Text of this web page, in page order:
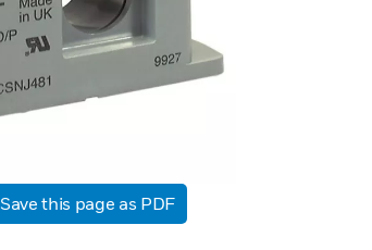
Save this page as PDF